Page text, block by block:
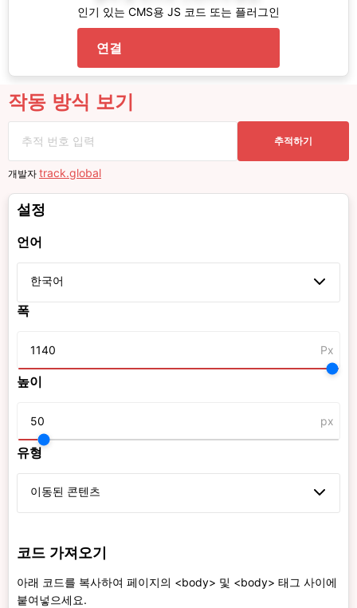
인기 있는 CMS용 JS 코드 또는 플러그인
연결
작동 방식 보기
추적하기
개발자 track.global
설정
언어
한국어
폭
Px
높이
px
유형
이동된 콘텐츠
코드 가져오기
아래 코드를 복사하여 페이지의 <body> 및 <body> 태그 사이에
붙여넣으세요.